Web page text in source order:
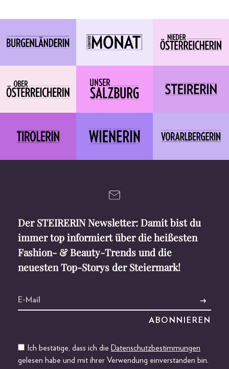
Der STEIRERIN Newsletter: Damit bist du
immer top informiert über die heißesten
Fashion- & Beauty-Trends und die
neuesten Top-Storys der Steiermark!
Ich bestätige, dass ich die Datenschutzbestimmungen
gelesen habe und mit ihrer Verwendung einverstanden bin.